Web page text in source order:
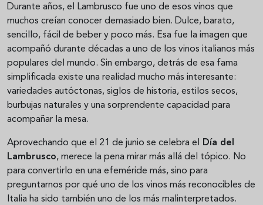
Durante años, el Lambrusco fue uno de esos vinos que
muchos creían conocer demasiado bien. Dulce, barato,
sencillo, fácil de beber y poco más. Esa fue la imagen que
acompañó durante décadas a uno de los vinos italianos más
populares del mundo. Sin embargo, detrás de esa fama
simplificada existe una realidad mucho más interesante:
variedades autóctonas, siglos de historia, estilos secos,
burbujas naturales y una sorprendente capacidad para
acompañar la mesa.
Aprovechando que el 21 de junio se celebra el Día del
Lambrusco, merece la pena mirar más allá del tópico. No
para convertirlo en una efeméride más, sino para
preguntarnos por qué uno de los vinos más reconocibles de
Italia ha sido también uno de los más malinterpretados.